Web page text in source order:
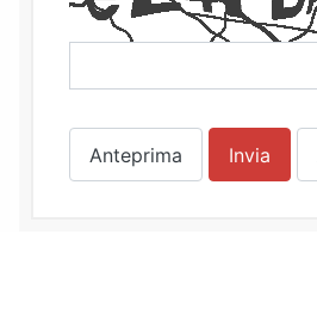
Anteprima Invia